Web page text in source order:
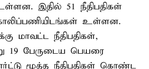
இதில் 51 நீதிபதிகள்
உள்ளன.
மாவட்ட நீதிபதிகள்,
19 பேருடைய பெயரை
மூத்த நீதிபதிகள் கொண்ட